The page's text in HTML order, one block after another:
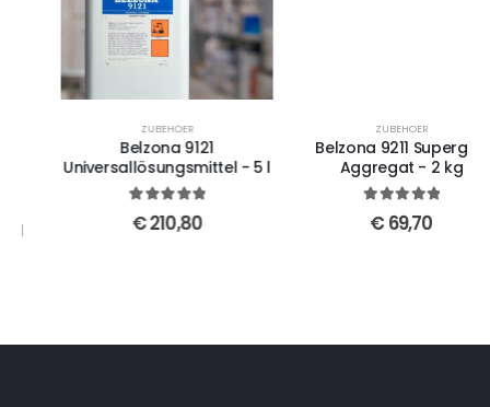
ZUBEHOER
Belzona 9121
Universallösungsmittel - 5 l
out of 5
210,80
ZUBEHOER
Belzona 9211 Supergrip
Aggregat - 2 kg
out of 5
69,70